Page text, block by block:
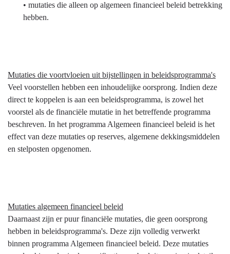
• mutaties die alleen op algemeen financieel beleid betrekking
hebben.
Mutaties die voortvloeien uit bijstellingen in beleidsprogramma's
Veel voorstellen hebben een inhoudelijke oorsprong. Indien deze
direct te koppelen is aan een beleidsprogramma, is zowel het
voorstel als de financiële mutatie in het betreffende programma
beschreven. In het programma Algemeen financieel beleid is het
effect van deze mutaties op reserves, algemene dekkingsmiddelen
en stelposten opgenomen.
Mutaties algemeen financieel beleid
Daarnaast zijn er puur financiële mutaties, die geen oorsprong
hebben in beleidsprogramma's. Deze zijn volledig verwerkt
binnen programma Algemeen financieel beleid. Deze mutaties